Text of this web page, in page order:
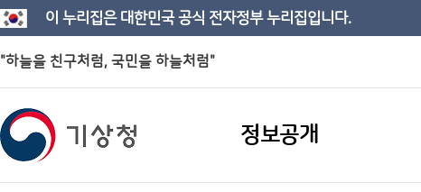
이 누리집은 대한민국 공식 전자정부 누리집입니다.
"하늘을 친구처럼, 국민을 하늘처럼"
정보공개